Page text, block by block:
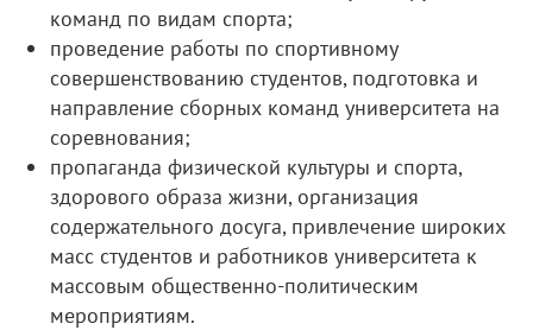
команд по видам спорта;
проведение работы по спортивному
совершенствованию студентов, подготовка и
направление сборных команд университета на
соревнования;
пропаганда физической культуры и спорта,
здорового образа жизни, организация
содержательного досуга, привлечение широких
масс студентов и работников университета к
массовым общественно-политическим
мероприятиям.